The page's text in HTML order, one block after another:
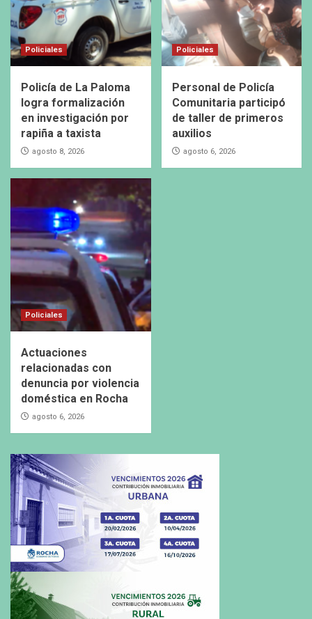
Policiales
Policía de La Paloma
logra formalización
en investigación por
rapiña a taxista
agosto 8, 2026
Policiales
Personal de Policía
Comunitaria participó
de taller de primeros
auxilios
agosto 6, 2026
Policiales
Actuaciones
relacionadas con
denuncia por violencia
doméstica en Rocha
agosto 6, 2026